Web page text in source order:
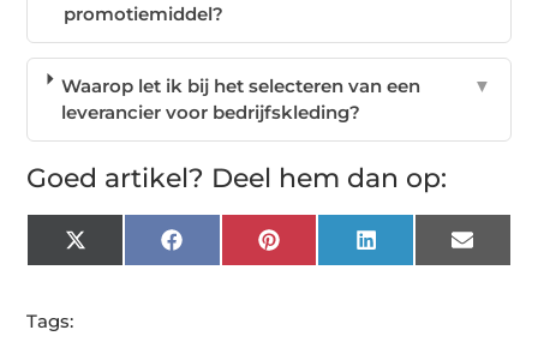
promotiemiddel?
Waarop let ik bij het selecteren van een
leverancier voor bedrijfskleding?
▼
Goed artikel? Deel hem dan op:
X
(Twitter)
FacebookPinterest LinkedIn Email
Tags: